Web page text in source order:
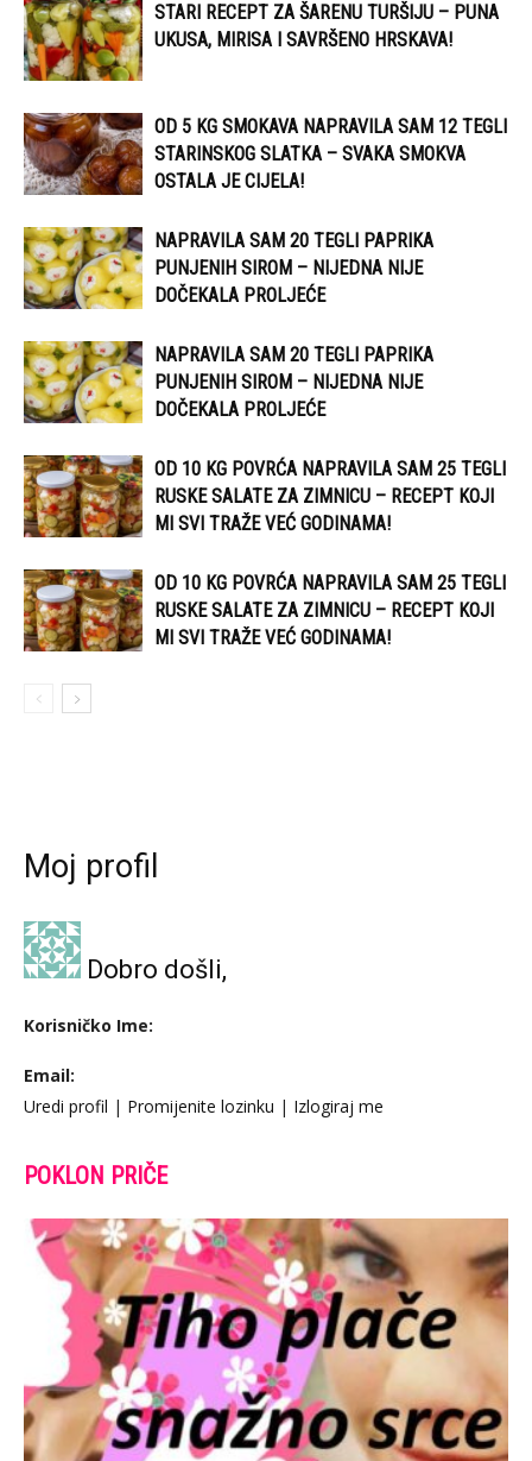
STARI RECEPT ZA ŠARENU TURŠIJU – PUNA
UKUSA, MIRISA I SAVRŠENO HRSKAVA!
OD 5 KG SMOKAVA NAPRAVILA SAM 12 TEGLI
STARINSKOG SLATKA – SVAKA SMOKVA
OSTALA JE CIJELA!
NAPRAVILA SAM 20 TEGLI PAPRIKA
PUNJENIH SIROM – NIJEDNA NIJE
DOČEKALA PROLJEĆE
NAPRAVILA SAM 20 TEGLI PAPRIKA
PUNJENIH SIROM – NIJEDNA NIJE
DOČEKALA PROLJEĆE
OD 10 KG POVRĆA NAPRAVILA SAM 25 TEGLI
RUSKE SALATE ZA ZIMNICU – RECEPT KOJI
MI SVI TRAŽE VEĆ GODINAMA!
OD 10 KG POVRĆA NAPRAVILA SAM 25 TEGLI
RUSKE SALATE ZA ZIMNICU – RECEPT KOJI
MI SVI TRAŽE VEĆ GODINAMA!
Moj profil
Dobro došli,
Korisničko Ime:
Email:
Uredi profil | Promijenite lozinku | Izlogiraj me
POKLON PRIČE